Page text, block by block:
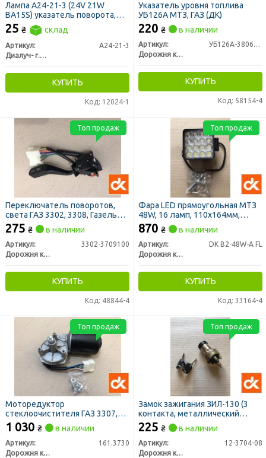
Лампа А24-21-3 (24V 21W
BA15S) указатель поворота,
стоп-сигнал МАЗ, КАМАЗ,
автобус (пр-во Диалуч)
25 ₴ склад
Артикул:
А24-21-3
Диалуч- г.Москва
КУПИТЬ
Код: 12024-1
Указатель уровня топлива
УБ126А МТЗ, ГАЗ (ДК)
220 ₴ в наличии
Артикул:
УБ126А-3806010
Дорожня карта
КУПИТЬ
Код: 58154-4
Переключатель поворотов,
света ГАЗ 3302, 3308, Газель
12/24В (ДК)
275 ₴ в наличии
Артикул:
3302-3709100
Дорожня карта
КУПИТЬ
Код: 48844-4
Топ продаж
Фара LED прямоугольная МТЗ
48W, 16 ламп, 110х164мм,
широкий луч
(трактор,погрузчик) <ДК>
870 ₴ в наличии
Артикул:
DK B2-48W-A FL
Дорожня карта
КУПИТЬ
Код: 33164-4
Топ продаж
Моторедуктор
стеклоочистителя ГАЗ 3307,
ЗИЛ 12В, 7,2Вт (привод) (ДК)
1 030 ₴ в наличии
Артикул:
161.3730
Дорожня карта
Топ продаж
Замок зажигания ЗИЛ-130 (3
контакта, металлический
корпус) (ДК)
225 ₴ в наличии
Артикул:
12-3704-08
Дорожня карта
Топ продаж